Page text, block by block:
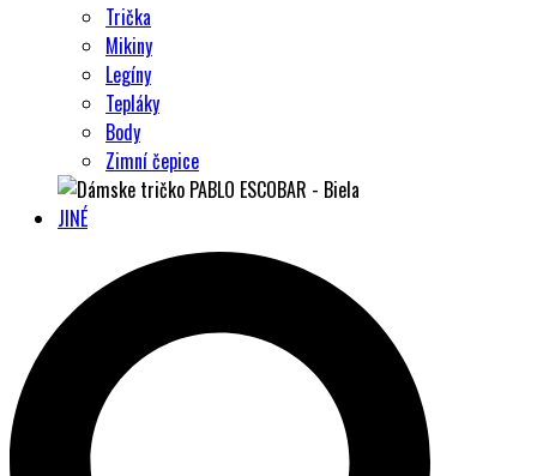
Trička
Mikiny
Legíny
Tepláky
Body
Zimní čepice
JINÉ